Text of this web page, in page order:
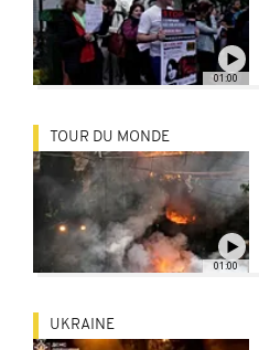
01:00
01:00
TOUR DU MONDE
UKRAINE